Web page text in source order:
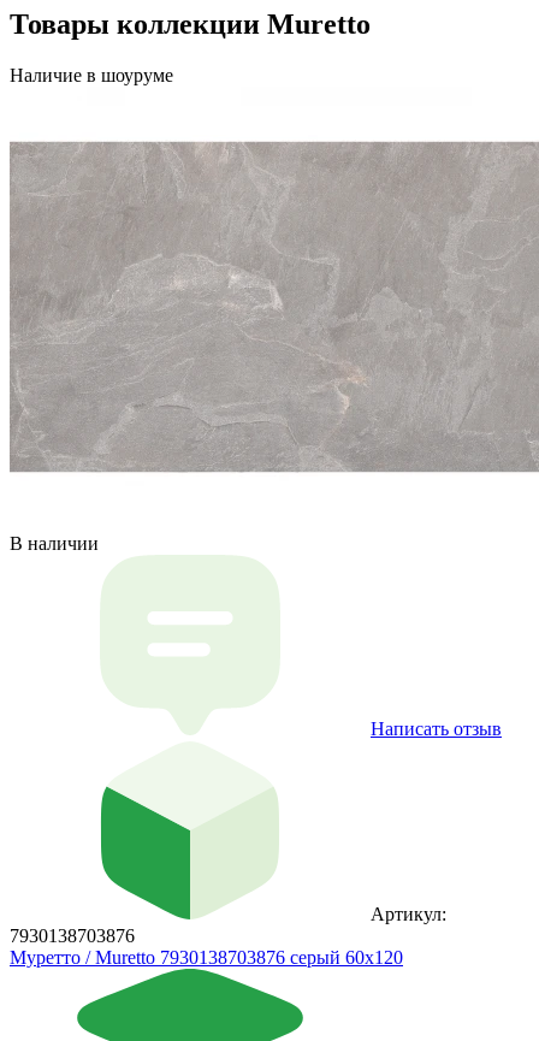
Товары коллекции Muretto
Наличие в шоуруме
В наличии
Написать отзыв
Артикул:
7930138703876
Муретто / Muretto 7930138703876 серый 60x120